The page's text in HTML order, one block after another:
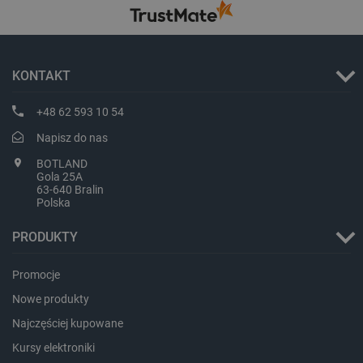
KONTAKT
+48 62 593 10 54
Napisz do nas
BOTLAND
Gola 25A
63-640 Bralin
Polska
PRODUKTY
Promocje
Nowe produkty
Najczęściej kupowane
Kursy elektroniki
PHPSESSID